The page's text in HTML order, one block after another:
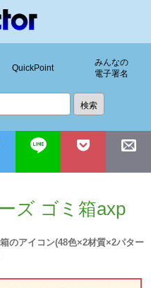
QuickPoint
みんなの
電子署名
ズ ゴミ箱axp
のアイコン(48色×2材質×2パター